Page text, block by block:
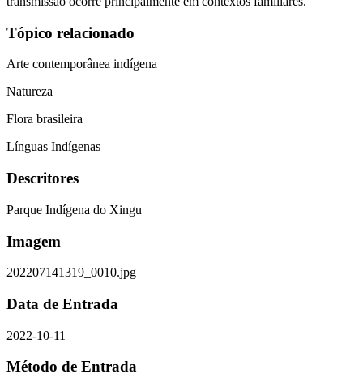
Tópico relacionado
Arte contemporânea indígena
Natureza
Flora brasileira
Línguas Indígenas
Descritores
Parque Indígena do Xingu
Imagem
202207141319_0010.jpg
Data de Entrada
2022-10-11
Método de Entrada